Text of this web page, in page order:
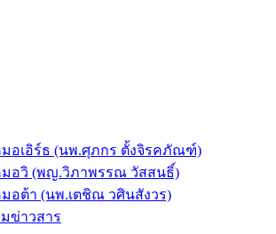
อเอิร์ธ (นพ.ศุภกร ตั้งจิรคภัณฑ์)
อวิ (พญ.วิภาพรรณ วัสสนธิ์)
อต้า (นพ.เตชิณ วศินสังวร)
ข่าวสาร